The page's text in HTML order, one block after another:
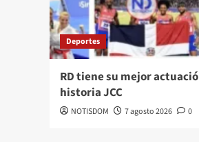
Deportes
RD tiene su mejor
historia JCC
NOTISDOM 7 agosto 2026 0